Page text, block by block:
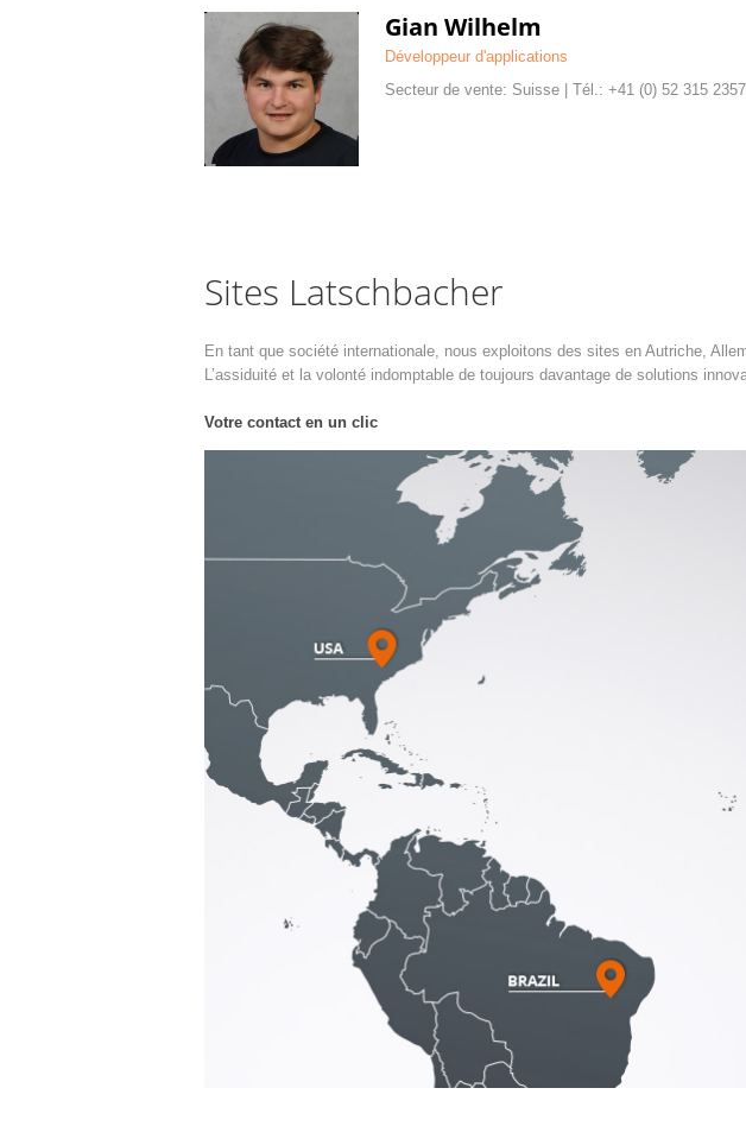
Gian Wilhelm
Développeur d'applications
Secteur de vente: Suisse | Tél.: +41 (0) 52 315
Sites Latschbacher
En tant que société internationale, nous exploitons des sites en Autriche,
L’assiduité et la volonté indomptable de toujours davantage de solutions
Votre contact en un clic